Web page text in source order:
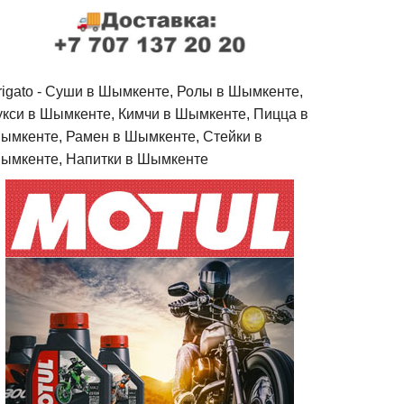
- Cуши в Шымкенте, Ролы в Шымкенте,
в Шымкенте, Кимчи в Шымкенте, Пицца в
Рамен в Шымкенте, Стейки в
Напитки в Шымкенте